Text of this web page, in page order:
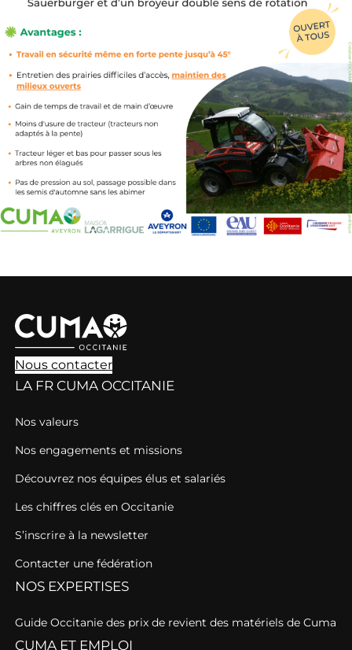
Nous contacter
LA FR CUMA OCCITANIE
Nos valeurs
Nos engagements et missions
Découvrez nos équipes élus et salariés
Les chiffres clés en Occitanie
S’inscrire à la newsletter
Contacter une fédération
NOS EXPERTISES
Guide Occitanie des prix de revient des matériels de Cuma
CUMA ET EMPLOI